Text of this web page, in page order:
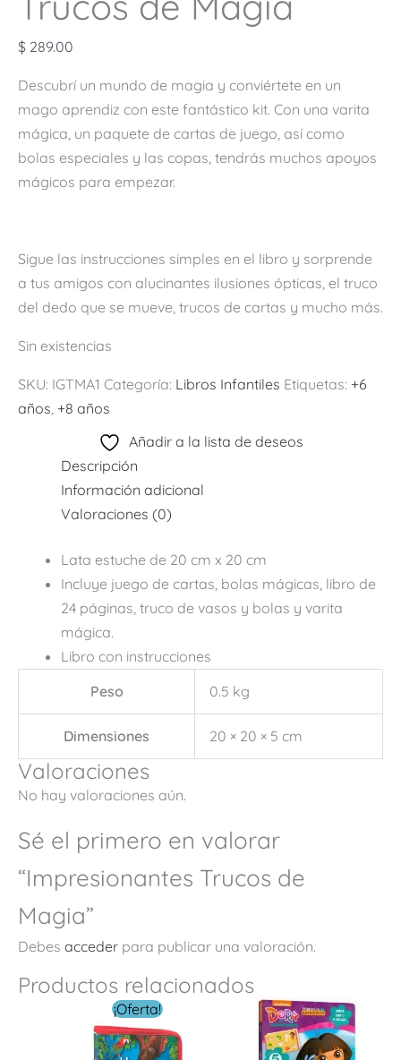
$ 289.00
Descubrí un mundo de magia y conviértete en un
mago aprendiz con este fantástico kit. Con una varita
mágica, un paquete de cartas de juego, así como
bolas especiales y las copas, tendrás muchos apoyos
mágicos para empezar.
Sigue las instrucciones simples en el libro y sorprende
a tus amigos con alucinantes ilusiones ópticas, el truco
del dedo que se mueve, trucos de cartas y mucho más.
Sin existencias
SKU: IGTMA1 Categoría: Libros Infantiles Etiquetas: +6
años +8 años
Añadir a la lista de deseos
Descripción
Información adicional
Valoraciones (0)
Lata estuche de 20 cm x 20 cm
Incluye juego de cartas, bolas mágicas, libro de
24 páginas, truco de vasos y bolas y varita
mágica.
Libro con instrucciones
Peso
0.5 kg
Dimensiones 20 × 20 × 5 cm
Valoraciones
No hay valoraciones aún.
Sé el primero en valorar
“Impresionantes Trucos de
Magia”
Debes acceder para publicar una valoración.
Productos relacionados
¡Oferta!
El
precio
original
era: